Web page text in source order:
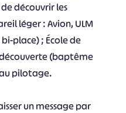
découvrir les
léger : Avion, ULM
place) ; École de
(baptême
pilotage.
un message par